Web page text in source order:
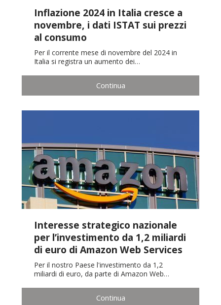
Inflazione 2024 in Italia cresce a
novembre, i dati ISTAT sui prezzi
al consumo
Per il corrente mese di novembre del 2024 in
Italia si registra un aumento dei…
Continua
Interesse strategico nazionale
per l’investimento da 1,2 miliardi
di euro di Amazon Web Services
Per il nostro Paese l'investimento da 1,2
miliardi di euro, da parte di Amazon Web…
Continua